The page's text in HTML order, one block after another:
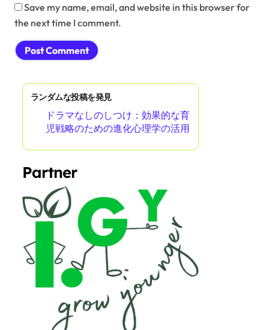
Save my name, email, and website in this browser for
the next time I comment.
ランダムな投稿を発見
ドラマなしのしつけ：効果的な育
児戦略のための進化心理学の活用
Partner